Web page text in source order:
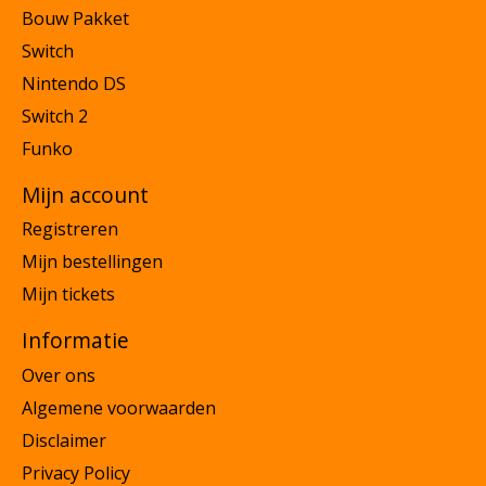
Bouw Pakket
Switch
Nintendo DS
Switch 2
Funko
Mijn account
Registreren
Mijn bestellingen
Mijn tickets
Informatie
Over ons
Algemene voorwaarden
Disclaimer
Privacy Policy